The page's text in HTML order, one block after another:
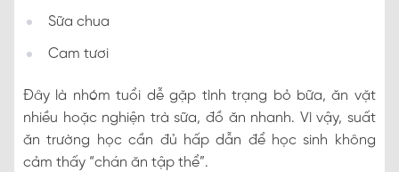
Sữa chua
Cam tươi
Đây là nhóm tuổi dễ gặp tình trạng bỏ bữa, ăn vặt
nhiều hoặc nghiện trà sữa, đồ ăn nhanh. Vì vậy, suất
ăn trường học cần đủ hấp dẫn để học sinh không
cảm thấy “chán ăn tập thể”.